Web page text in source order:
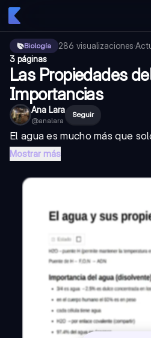
Biología 286 visualizaciones·
3 páginas
Las Propiedades
Importancias
Ana Lara
@analara
Seguir
El agua es mucho más que
Mostrar más